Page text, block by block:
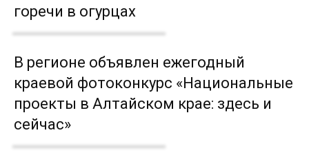
горечи в огурцах
В регионе объявлен ежегодный
краевой фотоконкурс «Национальные
проекты в Алтайском крае: здесь и
сейчас»